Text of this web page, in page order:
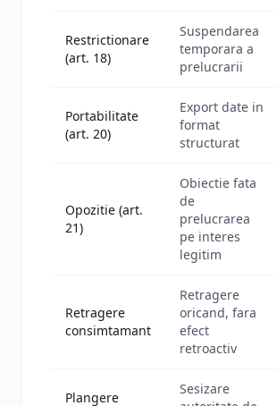
Restrictionare
(art. 18)
Suspendarea
temporara a
prelucrarii
Portabilitate
(art. 20)
Export date in
format
structurat
Opozitie (art.
21)
Obiectie fata
de
prelucrarea
pe interes
legitim
Retragere
consimtamant
Retragere
oricand, fara
efect
retroactiv
Plangere
Sesizare